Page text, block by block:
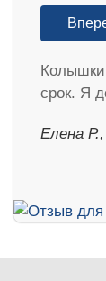
срок. Я
Елена